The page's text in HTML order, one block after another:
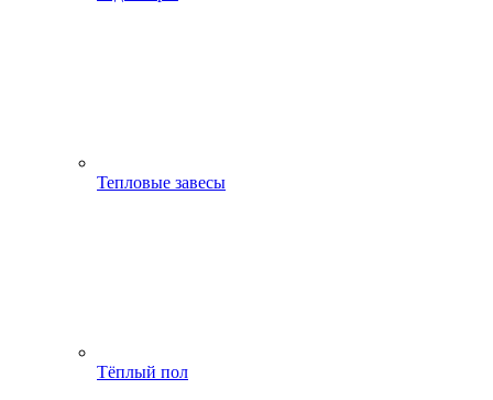
Тепловые завесы
Тёплый пол